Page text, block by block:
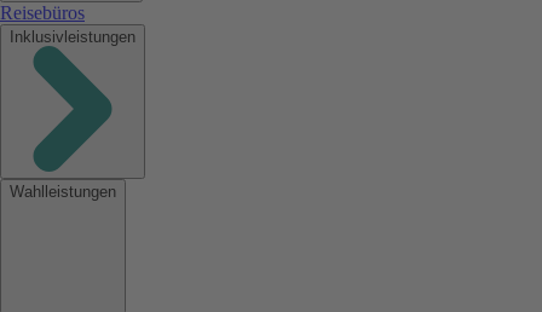
Reisebüros
Inklusivleistungen
Wahlleistungen